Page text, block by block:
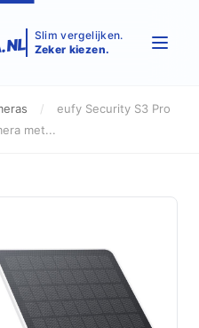
Slim vergelijken.
Zeker kiezen.
/
eufy Security S3 Pro
met...